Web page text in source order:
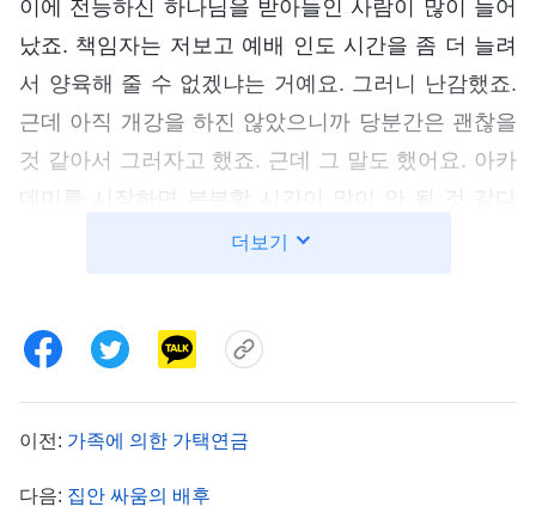
이에 전능하신 하나님을 받아들인 사람이 많이 늘어
났죠. 책임자는 저보고 예배 인도 시간을 좀 더 늘려
서 양육해 줄 수 없겠냐는 거예요. 그러니 난감했죠.
근데 아직 개강을 하진 않았으니까 당분간은 괜찮을
것 같아서 그러자고 했죠. 근데 그 말도 했어요. 아카
데미를 시작하면 본분할 시간이 많이 안 될 것 같다
고요. 저는 그렇게 하는 게 당연하다고 생각했어요.
보면서 이 생각이 바뀌게 됐어요.
전능하신 하나님께서 말씀하셨습니다. 『사실, 얼
마나 원대한 이상을 품고 있든, 얼마나 현실적이고
정당한 바람을 가지고 있든, 사람이 실현하고자 하는
더보기
이전: 가족에 의한 가택연금
다음: 집안 싸움의 배후